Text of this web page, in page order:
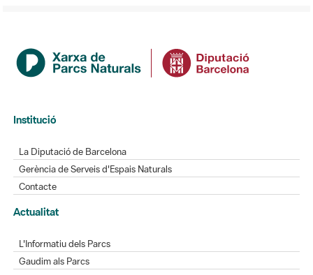
Institució
La Diputació de Barcelona
Gerència de Serveis d'Espais Naturals
Contacte
Actualitat
L'Informatiu dels Parcs
Gaudim als Parcs